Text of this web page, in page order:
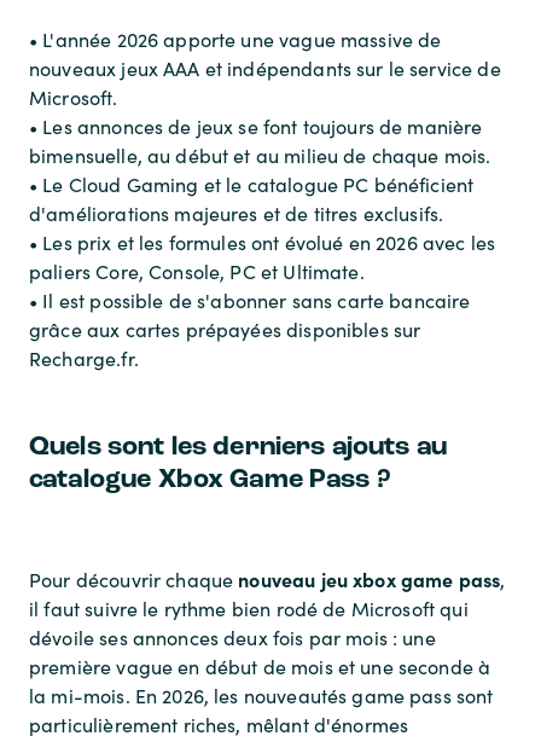
• L'année 2026 apporte une vague massive de
nouveaux jeux AAA et indépendants sur le service de
Microsoft.
• Les annonces de jeux se font toujours de manière
bimensuelle, au début et au milieu de chaque mois.
• Le Cloud Gaming et le catalogue PC bénéficient
d'améliorations majeures et de titres exclusifs.
• Les prix et les formules ont évolué en 2026 avec les
paliers Core, Console, PC et Ultimate.
• Il est possible de s'abonner sans carte bancaire
grâce aux cartes prépayées disponibles sur
Recharge.fr.
Quels sont les derniers ajouts au
catalogue Xbox Game Pass ?
Pour découvrir chaque nouveau jeu xbox game pass,
il faut suivre le rythme bien rodé de Microsoft qui
dévoile ses annonces deux fois par mois : une
première vague en début de mois et une seconde à
la mi-mois. En 2026, les nouveautés game pass sont
particulièrement riches, mêlant d'énormes